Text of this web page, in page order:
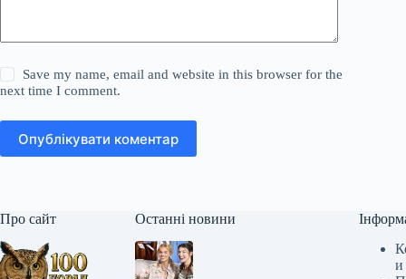
Save my name, email and website in this browser for the
next time I comment.
Опублікувати коментар
Про сайт Останні новини
и